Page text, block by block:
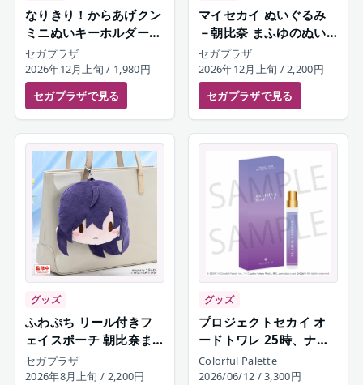
なりきり！からあげクン
ミニぬいキーホルダー
朝比奈まふゆ
セガプラザ
2026年12月上旬 / 1,980円
セガプラザで見る
マイセカイ ぬいぐるみ
－朝比奈 まふゆのぬい
ぐるみ－（S）
セガプラザ
2026年12月上旬 / 2,200円
セガプラザで見る
グッズ
ふわぷち リール付きフ
ェイスポーチ 朝比奈ま
ふゆ
セガプラザ
2026年8月上旬 / 2,200円
グッズ
プロジェクトセカイ オ
ードトワレ 25時、ナイ
トコードで。 朝比奈ま
ふゆ
Colorful Palette
2026/06/12 / 3,300円